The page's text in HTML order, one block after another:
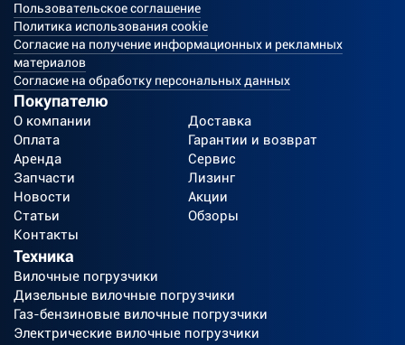
Пользовательское соглашение
Политика использования cookie
Согласие на получение информационных и рекламных
материалов
Согласие на обработку персональных данных
Покупателю
О компании
Доставка
Оплата
Гарантии и возврат
Аренда
Сервис
Запчасти
Лизинг
Новости
Акции
Статьи
Обзоры
Контакты
Техника
Вилочные погрузчики
Дизельные вилочные погрузчики
Газ-бензиновые вилочные погрузчики
Электрические вилочные погрузчики